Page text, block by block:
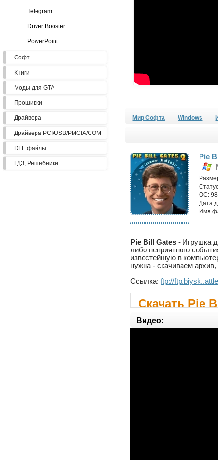
Telegram
Driver Booster
PowerPoint
Софт
Книги
Моды для GTA
Прошивки
Драйвера
Драйвера PCI/USB/PMCIA/COM
DLL файлы
ГДЗ, Решебники
Мир Софта Windows
Pie
ОС:
Дата
Имя
Pie Bill Gates - Игрушка
либо неприятного
известейшую в
нужна - скачиваем
Ссылка:ftp://
Скачать Pie
Видео: